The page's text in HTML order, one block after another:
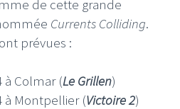
de cette grande
Currents Colliding.
prévues :
à Colmar (Le Grillen)
à Montpellier (Victoire 2)